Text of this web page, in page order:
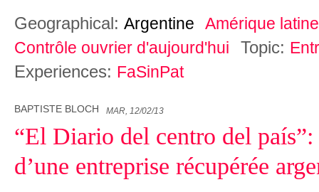
Geographical: Argentine
Amérique latine
Contrôle ouvrier d'aujourd'hui
Topic:
Experiences: FaSinPat
BAPTISTE BLOCH MAR, 12/02/13
“El Diario del centro del país”:
d’une entreprise récupérée